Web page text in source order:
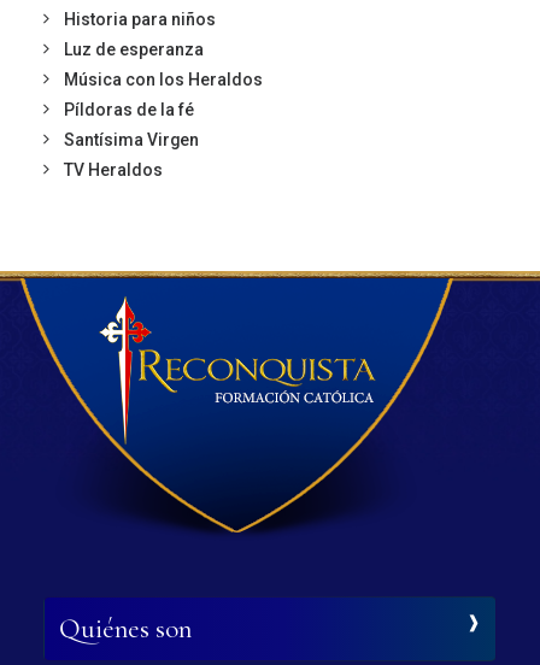
Historia para niños
Luz de esperanza
Música con los Heraldos
Píldoras de la fé
Santísima Virgen
TV Heraldos
Quiénes son